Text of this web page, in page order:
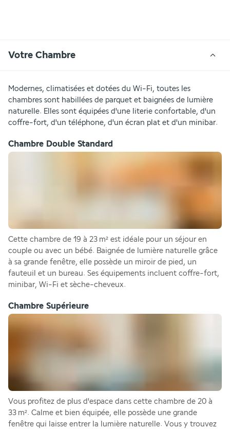
Votre Chambre
Modernes, climatisées et dotées du Wi-Fi, toutes les
chambres sont habillées de parquet et baignées de lumière
naturelle. Elles sont équipées d'une literie confortable, d'un
coffre-fort, d'un téléphone, d'un écran plat et d'un minibar.
Chambre Double Standard
Cette chambre de 19 à 23 m² est idéale pour un séjour en
couple ou avec un bébé. Baignée de lumière naturelle grâce
à sa grande fenêtre, elle possède un miroir de pied, un
fauteuil et un bureau. Ses équipements incluent coffre-fort,
minibar, Wi-Fi et sèche-cheveux.
Chambre Supérieure
Vous profitez de plus d'espace dans cette chambre de 20 à
33 m². Calme et bien équipée, elle possède une grande
fenêtre qui laisse entrer la lumière naturelle. Vous y trouvez